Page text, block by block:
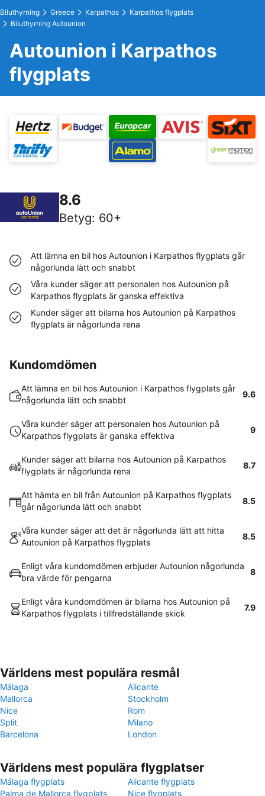
Biluthyrning Greece Karpathos
Karpathos flygplats
Biluthyrning Autounion
Autounion i Karpathos
flygplats
8.6
Betyg: 60+
Att lämna en bil hos Autounion i Karpathos flygplats går
någorlunda lätt och snabbt
Våra kunder säger att personalen hos Autounion på
Karpathos flygplats är ganska effektiva
Kunder säger att bilarna hos Autounion på Karpathos
flygplats är någorlunda rena
Kundomdömen
Att lämna en bil hos Autounion i Karpathos flygplats går
någorlunda lätt och snabbt
9.6
Våra kunder säger att personalen hos Autounion på
Karpathos flygplats är ganska effektiva
9
Kunder säger att bilarna hos Autounion på Karpathos
flygplats är någorlunda rena
8.7
Att hämta en bil från Autounion på Karpathos flygplats
går någorlunda lätt och snabbt
8.5
Våra kunder säger att det är någorlunda lätt att hitta
Autounion på Karpathos flygplats
8.5
Enligt våra kundomdömen erbjuder Autounion någorlunda
bra värde för pengarna
8
Enligt våra kundomdömen är bilarna hos Autounion på
Karpathos flygplats i tillfredställande skick
7.9
Världens mest populära resmål
Málaga
Alicante
Mallorca
Stockholm
Nice
Rom
Split
Milano
Barcelona
London
Världens mest populära flygplatser
Málaga flygplats
Alicante flygplats
Palma de Mallorca flygplats
Nice flygplats